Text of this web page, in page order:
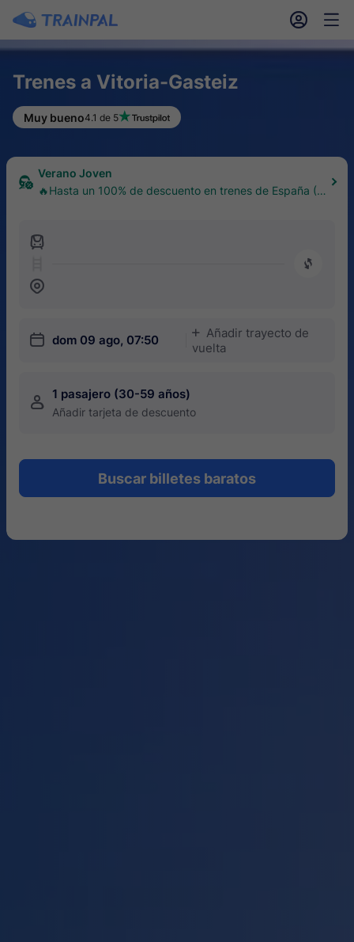
󱎓 󱒨
Trenes a Vitoria-Gasteiz
Muy bueno4.1 de 5
Verano Joven
🔥Hasta un 100% de descuento en trenes de España (1
󱍉
󰿠
󱒣
󱎗 dom 09 ago, 07:50
󱅇
Añadir trayecto de
vuelta
󱍂 1 pasajero (30-59 años)
Añadir tarjeta de descuento
Buscar billetes baratos